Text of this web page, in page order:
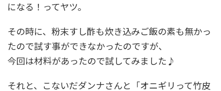
になる！ってヤツ。
その時に、粉末すし酢も炊き込みご飯の素も無かっ
たので試す事ができなかったのですが、
今回は材料があったので試してみました♪
それと、こないだダンナさんと「オニギリって竹皮